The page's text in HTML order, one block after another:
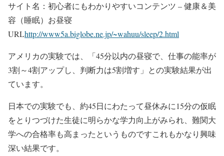
サイト名：初心者にもわかりやすいコンテンツ – 健康＆美
容（睡眠）お昼寝
URLhttp://www5a.biglobe.ne.jp/~wahuu/sleep/2.html
アメリカの実験では、「45分以内の昼寝で、仕事の能率が
3割～4割アップし、判断力は5割増す」との実験結果が出
ています。
日本での実験でも、約45日にわたって昼休みに15分の仮眠
をとりつづけた生徒に明らかな学力向上がみられ、難関大
学への合格率も高まったというものですこれもかなり興味
深い結果です。